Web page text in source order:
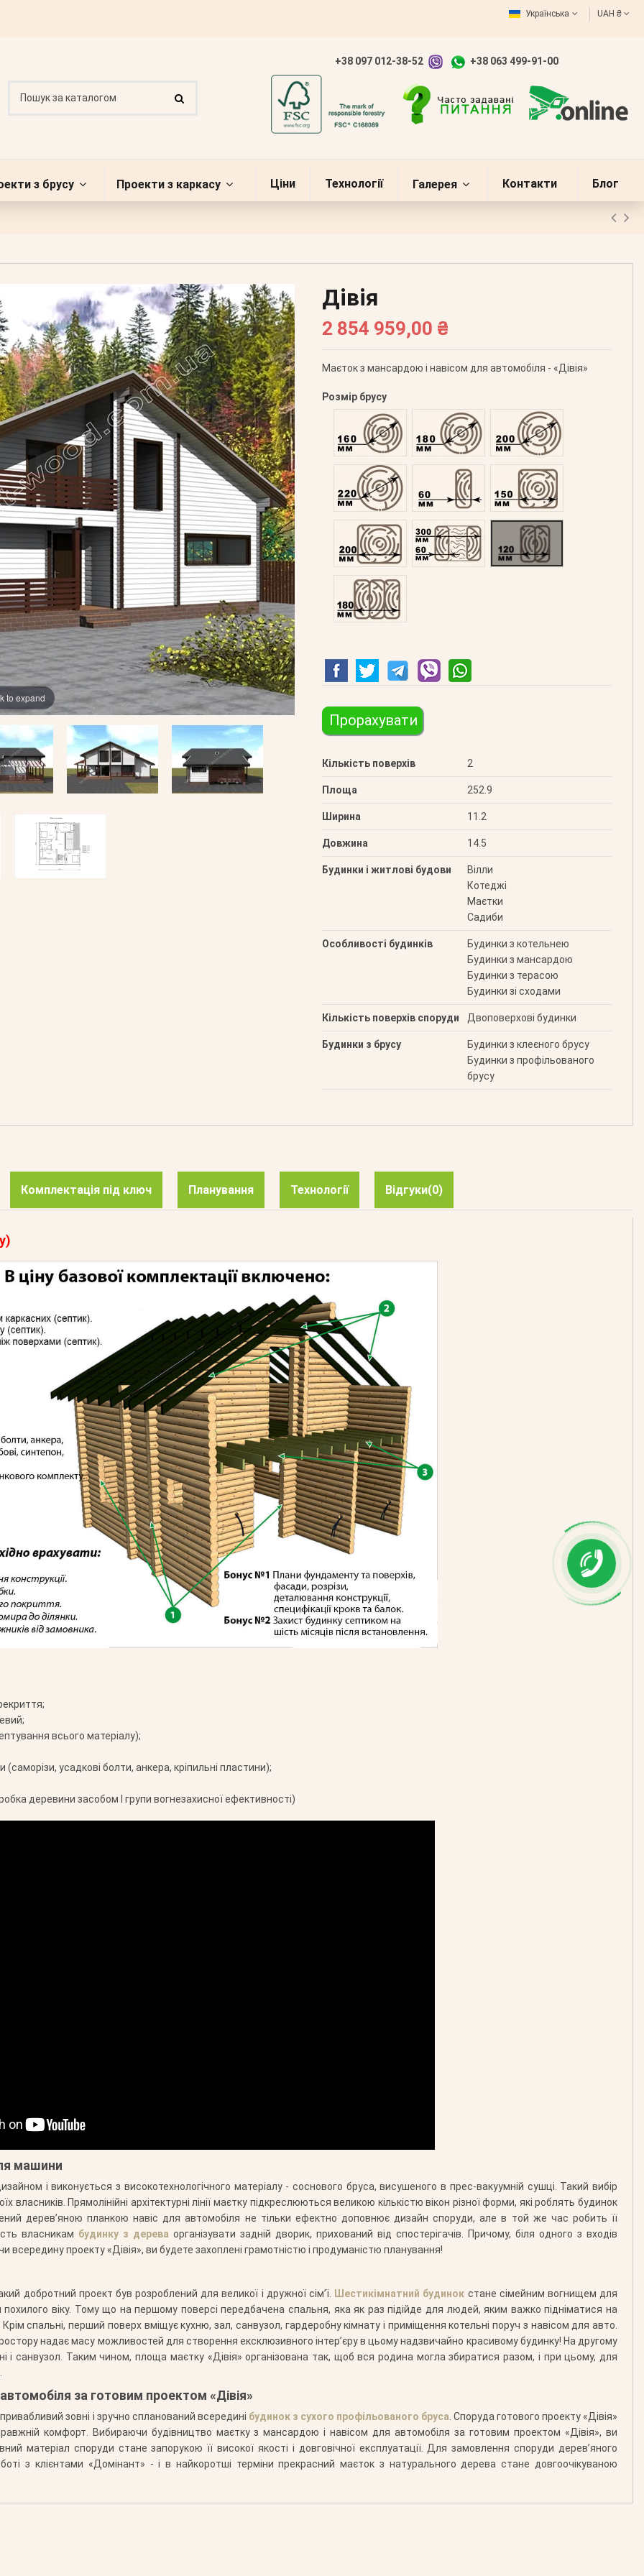
Українська UAH ₴
+38 097 012-38-52 +38 063 499-91-00
з брусу Проекти з каркасу Ціни Технології Галерея Контакти Блог
to expand
Дівія
2 854 959,00 ₴
Маєток з мансардою і навісом для автомобіля - «Дівія»
Розмір брусу
Оциліндрований 160Оциліндрований 180Оциліндрований 200
Оциліндрований 220Профільований 60Профільований 150
Профільований 200Подвійний 300 Клеєний 120
Клеєний 180
Прорахувати
Кількість поверхів 2
Площа 252.9
Ширина 11.2
Довжина 14.5
Будинки і житлові будови
Вілли
Котеджі
Маєтки
Садиби
Особливості будинків
Будинки з котельнею
Будинки з мансардою
Будинки з терасою
Будинки зі сходами
Кількість поверхів споруди Двоповерхові будинки
Будинки з брусу
Будинки з клеєного брусу
Будинки з профільованого
брусу
Комплектація під ключ Планування Технології Відгуки(0)
всього матеріалу);
(саморізи, усадкові болти, анкера, кріпильні пластини);
деревини засобом І групи вогнезахисної ефективності)
машини
і виконується з високотехнологічного матеріалу - соснового бруса, висушеного в прес-вакуумній сушці. Такий вибір
власників. Прямолінійні архітектурні лінії маєтку підкреслюються великою кількістю вікон різної форми, які роблять будинок
дерев’яною планкою навіс для автомобіля не тільки ефектно доповнює дизайн споруди, але в той же час робить її
власникам будинку з дерева організувати задній дворик, прихований від спостерігачів. Причому, біля одного з входів
проекту «Дівія», ви будете захоплені грамотністю і продуманістю планування!
добротний проект був розроблений для великої і дружної сім’ї. Шестикімнатний будинок стане сімейним вогнищем для
похилого віку. Тому що на першому поверсі передбачена спальня, яка як раз підійде для людей, яким важко підніматися на
спальні, перший поверх вміщує кухню, зал, санвузол, гардеробну кімнату і приміщення котельні поруч з навісом для авто.
надає масу можливостей для створення ексклюзивного інтер’єру в цьому надзвичайно красивому будинку! На другому
і санвузол. Таким чином, площа маєтку «Дівія» організована так, щоб вся родина могла збиратися разом, і при цьому, для
за готовим проектом «Дівія»
зовні і зручно спланований всередині будинок з сухого профільованого бруса . Споруда готового проекту «Дівія»
комфорт. Вибираючи будівництво маєтку з мансардою і навісом для автомобіля за готовим проектом «Дівія», ви
матеріал споруди стане запорукою її високої якості і довговічної експлуатації. Для замовлення споруди дерев’яного
з клієнтами «Домінант» - і в найкоротші терміни прекрасний маєток з натурального дерева стане довгоочікуваною